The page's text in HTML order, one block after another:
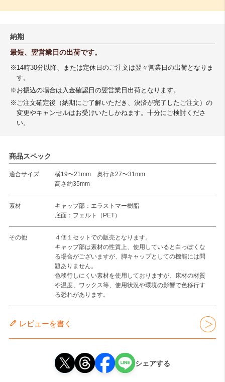
納期
最短、翌営業日の出荷です。
※14時30分以降、または定休日のご注文は翌々営業日の出荷となりま
す。
※お振込の場合は入金確認日の翌営業日出荷となります。
※ご注文確定後（納期にご了解いただき、決済が完了したご注文）の
変更やキャンセルはお受けいたしかねます。十分にご検討くださ
い。
商品スペック
適合サイズ
横19〜21mm 奥行き27〜31mm
高さ約35mm
素材
キャップ部：エラストマー樹脂
底面：フェルト（PET）
その他
４個１セットでの販売となります。
キャップ部は素材の性質上、使用していると白っぽくな
る場合がございますが、脚キャップとしての機能には問
題ありません。
色移行しにくい素材を使用しておりますが、床材の材質
や温度、ワックス等、使用状況や環境の影響で色移行す
る恐れがあります。
レビューを書く
シェアする